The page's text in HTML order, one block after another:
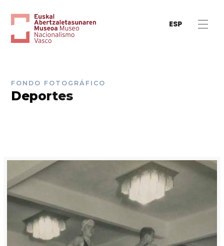
ESP
FONDO FOTOGRÁFICO
Deportes